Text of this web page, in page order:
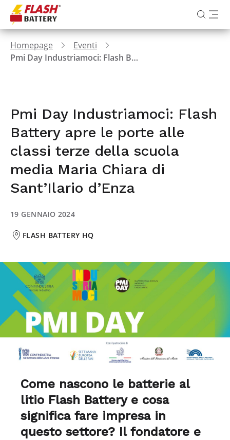
Homepage
Eventi
Pmi Day Industriamoci: Flash Battery apre le porte alle classi terze della scuola media Maria Chiara di Sant’Ilario d’Enza
Pmi Day Industriamoci: Flash
Battery apre le porte alle
classi terze della scuola
media Maria Chiara di
Sant’Ilario d’Enza
19 GENNAIO 2024
FLASH BATTERY HQ
Come nascono le batterie al
litio Flash Battery e cosa
significa fare impresa in
questo settore? Il fondatore e